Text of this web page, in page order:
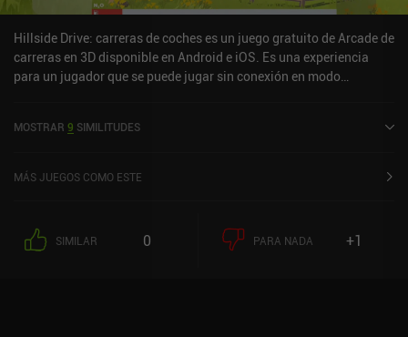
Hillside Drive: carreras de coches es un juego gratuito de Arcade de
carreras en 3D disponible en Android e iOS. Es una experiencia
para un jugador que se puede jugar sin conexión en modo
y de 4 sobre 5,0 en la App Store de iOS.
MOSTRAR 9 SIMILITUDES
MÁS JUEGOS COMO ESTE
SIMILAR 0 PARA NADA +1